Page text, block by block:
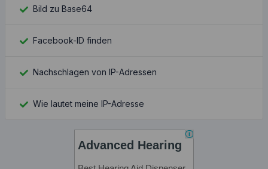
Bild zu Base64
Facebook-ID finden
Nachschlagen von IP-Adressen
Wie lautet meine IP-Adresse